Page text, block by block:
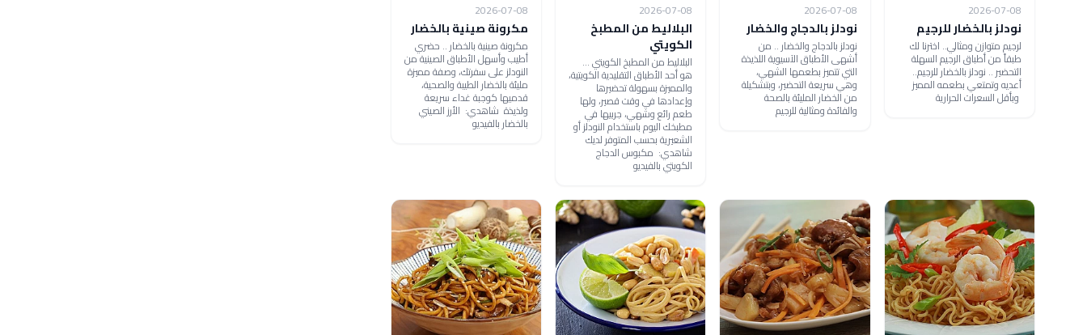
2026-07-08
نودلز بالخضار للرجيم
لرجيم متوازن ومثالي.. اخترنا لك
طبقاً من أطباق الرجيم السهلة
التحضير .. نودلز بالخضار للرجيم..
أعديه وتمتعي بطعمه المميز
وبأقل السعرات الحرارية
2026-07-08
نودلز بالدجاج والخضار
نودلز بالدجاج والخضار .. من
أشهى الأطباق الآسيوية اللذيذة
التي تتميز بطعمها الشهي،
وهي سريعة التحضير، وبتشكيلة
من الخضار المليئة بالصحة
والفائدة ومثالية للرجيم
2026-07-08
البلاليط من المطبخ
الكويتي
البلاليط من المطبخ الكويتي ...
هو أحد الأطباق التقليدية الكويتية،
والمميزة بسهولة تحضيرها
وإعدادها في وقت قصير، ولها
طعم رائع وشهي، جربيها في
مطبخك اليوم باستخدام النودلز أو
الشعيرية بحسب المتوفر لديك
شاهدي: مكبوس الدجاج
الكويتي بالفيديو
2026-07-08
مكرونة صينية بالخضار
مكرونة صينية بالخضار .. حضري
أطيب وأسهل الأطباق الصينية من
النودلز على سفرتك، وصفة مميزة
مليئة بالخضار الطيبة والصحية،
قدميها كوجبة غداء سريعة
ولذيذة شاهدي: الأرز الصيني
بالخضار بالفيديو